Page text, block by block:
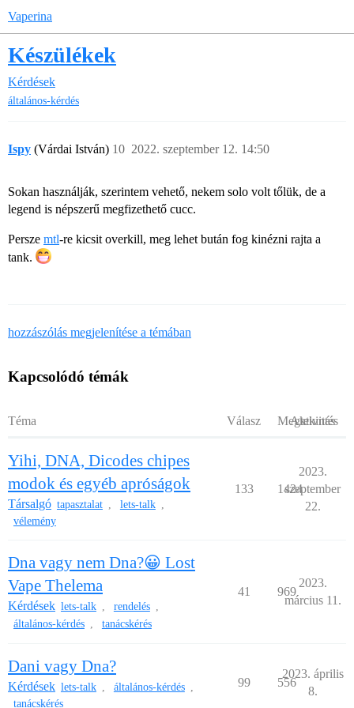
Vaperina
Készülékek
Kérdések
általános-kérdés
Ispy (Várdai István) 2022. szeptember 12. 14:50
10
Sokan használják, szerintem vehető, nekem solo volt tőlük, de a
legend is népszerű megfizethető cucc.
Persze mtl-re kicsit overkill, meg lehet bután fog kinézni rajta a
tank.
hozzászólás megjelenítése a témában
Kapcsolódó témák
Téma Válasz Megtekintés
Aktivitás
Yihi, DNA, Dicodes chipes
modok és egyéb apróságok
Társalgó tapasztalat , lets-talk ,
vélemény
133 1424
2023.
szeptember
22.
Dna vagy nem Dna?😀 Lost
Vape Thelema
Kérdések lets-talk , rendelés ,
általános-kérdés , tanácskérés
41 969
2023.
március 11.
Dani vagy Dna?
Kérdések lets-talk , általános-kérdés ,
tanácskérés
99 556
2023. április
8.